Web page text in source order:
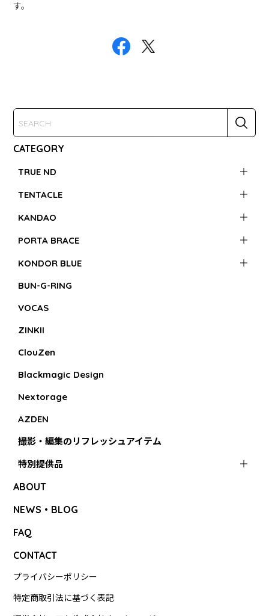
CATEGORY
TRUE ND
TENTACLE
KANDAO
PORTA BRACE
KONDOR BLUE
BUN-G-RING
VOCAS
ZINKII
ClouZen
Blackmagic Design
Nextorage
AZDEN
撮影・編集のリフレッシュアイテム
特別提供品
ABOUT
NEWS・BLOG
FAQ
CONTACT
プライバシーポリシー
特定商取引法に基づく表記
す。